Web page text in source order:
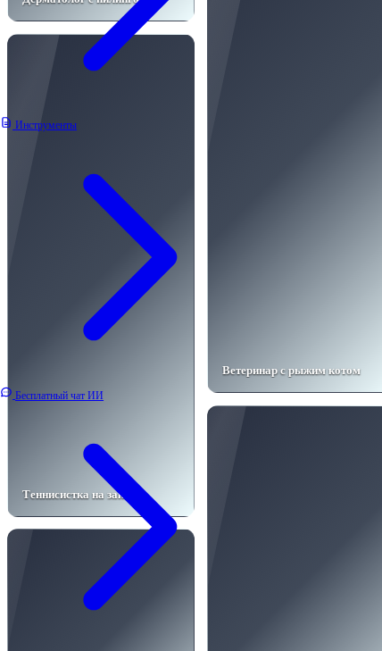
Инструменты
Бесплатный чат ИИ
Ветеринар с рыжим котом
Теннисистка на закате